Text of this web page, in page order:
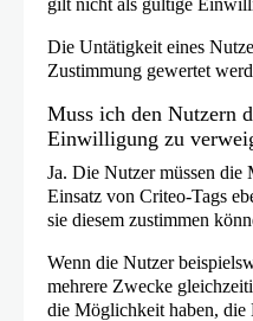
Die Untätigkeit eines
Zustimmung gewertet
Muss ich den Nutzern
Einwilligung zu
Ja. Die Nutzer müssen die
Einsatz von Criteo-Tags
sie diesem zustimmen
Wenn die Nutzer
mehrere Zwecke
die Möglichkeit haben,